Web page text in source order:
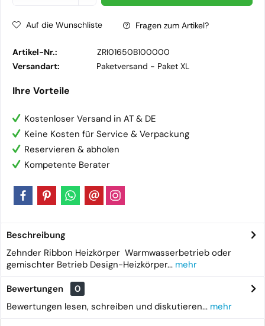
Auf die Wunschliste Fragen zum Artikel?
Artikel-Nr.:
ZRI01650B100000
Versandart:
Paketversand - Paket XL
Ihre Vorteile
Kostenloser Versand in AT & DE
Keine Kosten für Service & Verpackung
Reservieren & abholen
Kompetente Berater
Beschreibung
Zehnder Ribbon Heizkörper Warmwasserbetrieb oder
gemischter Betrieb Design-Heizkörper... mehr
Bewertungen
0
Bewertungen lesen, schreiben und diskutieren... mehr